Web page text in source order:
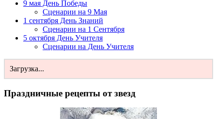
9 мая День Победы
Сценарии на 9 Мая
1 сентября День Знаний
Сценарии на 1 Сентября
5 октября День Учителя
Сценарии на День Учителя
Загрузка...
Праздничные рецепты от звезд